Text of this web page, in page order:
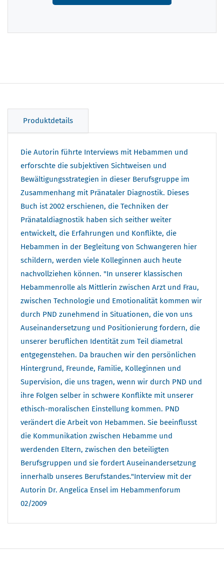
Produktdetails
Die Autorin führte Interviews mit Hebammen und
erforschte die subjektiven Sichtweisen und
Bewältigungsstrategien in dieser Berufsgruppe im
Zusammenhang mit Pränataler Diagnostik. Dieses
Buch ist 2002 erschienen, die Techniken der
Pränataldiagnostik haben sich seither weiter
entwickelt, die Erfahrungen und Konflikte, die
Hebammen in der Begleitung von Schwangeren hier
schildern, werden viele Kolleginnen auch heute
nachvollziehen können. "In unserer klassischen
Hebammenrolle als Mittlerin zwischen Arzt und Frau,
zwischen Technologie und Emotionalität kommen wir
durch PND zunehmend in Situationen, die von uns
Auseinandersetzung und Positionierung fordern, die
unserer beruflichen Identität zum Teil diametral
entgegenstehen. Da brauchen wir den persönlichen
Hintergrund, Freunde, Familie, Kolleginnen und
Supervision, die uns tragen, wenn wir durch PND und
ihre Folgen selber in schwere Konflikte mit unserer
ethisch-moralischen Einstellung kommen. PND
verändert die Arbeit von Hebammen. Sie beeinflusst
die Kommunikation zwischen Hebamme und
werdenden Eltern, zwischen den beteiligten
Berufsgruppen und sie fordert Auseinandersetzung
innerhalb unseres Berufstandes."Interview mit der
Autorin Dr. Angelica Ensel im Hebammenforum
02/2009